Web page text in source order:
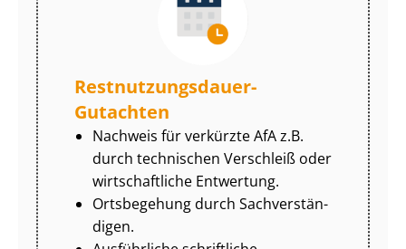
Rest­nut­zungs­dau­er-
Gutachten
Nachweis für verkürzte AfA z.B.
durch technischen Verschleiß oder
wirtschaftliche Entwertung.
Ortsbegehung durch Sach­ver­stän­
di­gen.